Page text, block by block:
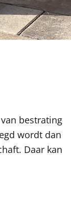
bestrating
wordt dan
Daar kan